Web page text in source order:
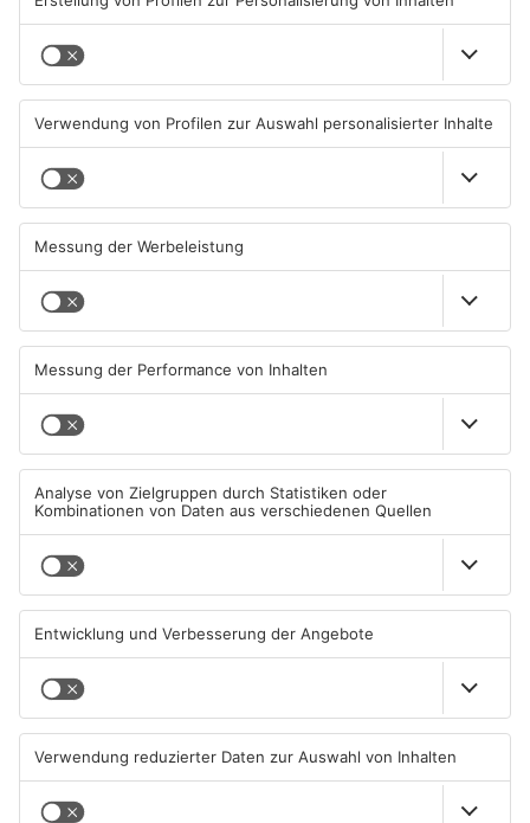
Ausstellung in Bruchköbel
Klimawandel"
07.08.2026, 05:00 UHR IN MAIN-
KINZIG-KREIS
Wohnhausbrand in Maintal:
06.08.2026, 15:42 UHR IN MAIN-
Gute Nachrichten für Pendler
im Main-Kinzig-Kreis und in
Hanau
KINZIG-KREIS
Wächtersbacher
Schwimmbad bleibt heute
KINZIG-KREIS